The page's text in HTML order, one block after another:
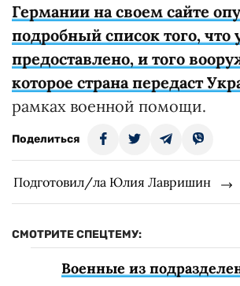
Германии на своем сайте
подробный список того,
предоставлено, и того
которое страна передаст
рамках военной помощи.
Поделиться
Подготовил/ла Юлия Лавришин
СМОТРИТЕ СПЕЦТЕМУ:
Военные из